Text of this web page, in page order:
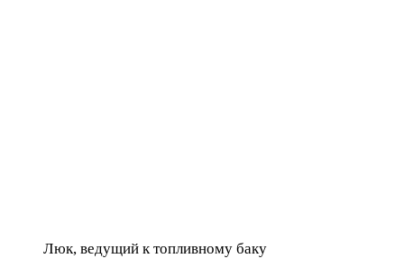
Люк, ведущий к топливному баку